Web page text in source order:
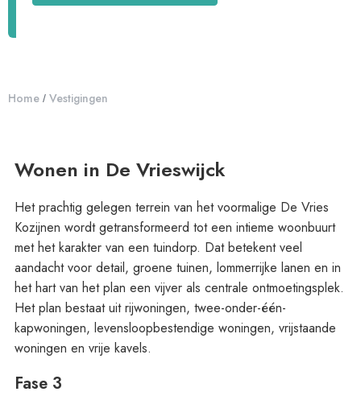
Home / Vestigingen
Wonen in De Vrieswijck
Het prachtig gelegen terrein van het voormalige De Vries
Kozijnen wordt getransformeerd tot een intieme woonbuurt
met het karakter van een tuindorp. Dat betekent veel
aandacht voor detail, groene tuinen, lommerrijke lanen en in
het hart van het plan een vijver als centrale ontmoetingsplek.
Het plan bestaat uit rijwoningen, twee-onder-één-
kapwoningen, levensloopbestendige woningen, vrijstaande
woningen en vrije kavels.
Fase 3